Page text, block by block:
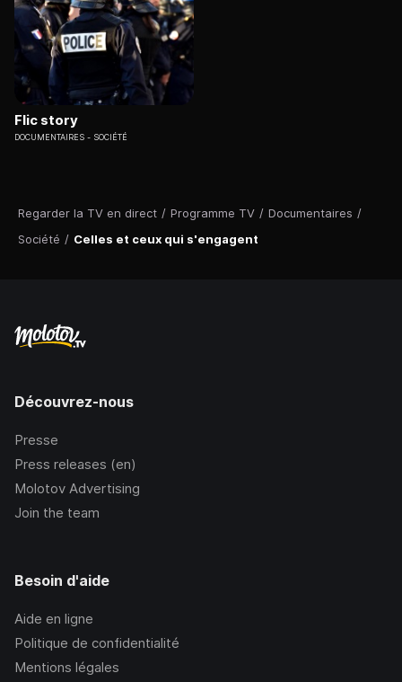
Regarder la TV en direct / Programme TV / Documentaires /
Société / Celles et ceux qui s'engagent
Flic story
DOCUMENTAIRES SOCIÉTÉ
Découvrez-nous
Presse
Press releases (en)
Molotov Advertising
Join the team
Besoin d'aide
Aide en ligne
Politique de confidentialité
Mentions légales